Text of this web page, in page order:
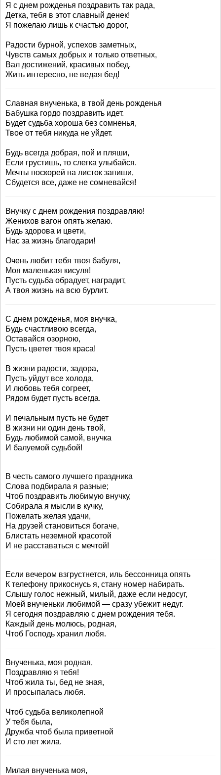
Я с днем рожденья поздравить так рада,
Детка, тебя в этот славный денек!
Я пожелаю лишь к счастью дорог,
Радости бурной, успехов заметных,
Чувств самых добрых и только ответных,
Вал достижений, красивых побед,
Жить интересно, не ведая бед!
Славная внученька, в твой день рожденья
Бабушка гордо поздравить идет.
Будет судьба хороша без сомненья,
Твое от тебя никуда не уйдет.
Будь всегда добрая, пой и пляши,
Если грустишь, то слегка улыбайся.
Мечты поскорей на листок запиши,
Сбудется все, даже не сомневайся!
Внучку с днем рождения поздравляю!
Женихов вагон опять желаю.
Будь здорова и цвети,
Нас за жизнь благодари!
Очень любит тебя твоя бабуля,
Моя маленькая кисуля!
Пусть судьба обрадует, наградит,
А твоя жизнь на всю бурлит.
С днем рожденья, моя внучка,
Будь счастливою всегда,
Оставайся озорною,
Пусть цветет твоя краса!
В жизни радости, задора,
Пусть уйдут все холода,
И любовь тебя согреет,
Рядом будет пусть всегда.
И печальным пусть не будет
В жизни ни один день твой,
Будь любимой самой, внучка
И балуемой судьбой!
В честь самого лучшего праздника
Слова подбирала я разные;
Чтоб поздравить любимую внучку,
Собирала я мысли в кучку,
Пожелать желая удачи,
На друзей становиться богаче,
Блистать неземной красотой
И не расставаться с мечтой!
Если вечером взгрустнется, иль бессонница опять
К телефону прикоснусь я, стану номер набирать.
Слышу голос нежный, милый, даже если недосуг,
Моей внученьки любимой — сразу убежит недуг.
Я сегодня поздравляю с днем рождения тебя.
Каждый день молюсь, родная,
Чтоб Господь хранил любя.
Внученька, моя родная,
Поздравляю я тебя!
Чтоб жила ты, бед не зная,
И просыпалась любя.
Чтоб судьба великолепной
У тебя была,
Дружба чтоб была приветной
И сто лет жила.
Милая внученька моя,